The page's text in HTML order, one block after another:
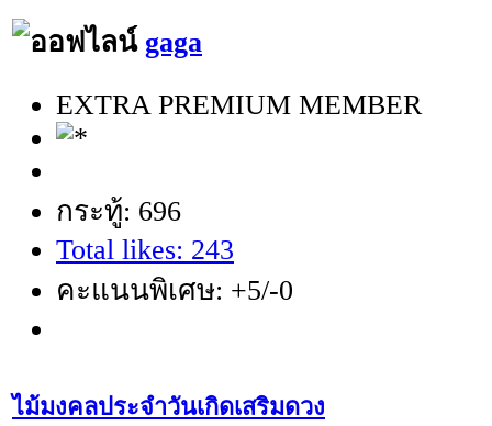
gaga
EXTRA PREMIUM MEMBER
กระทู้: 696
Total likes: 243
คะแนนพิเศษ: +5/-0
ไม้มงคลประจำวันเกิดเสริมดวง